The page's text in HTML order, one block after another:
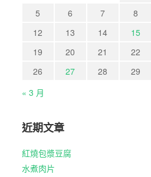
5
6 7 8
12
13 14 15
19
20 21 22
26
27 28 29
« 3 月
近期文章
紅燒包漿豆腐
水煮肉片